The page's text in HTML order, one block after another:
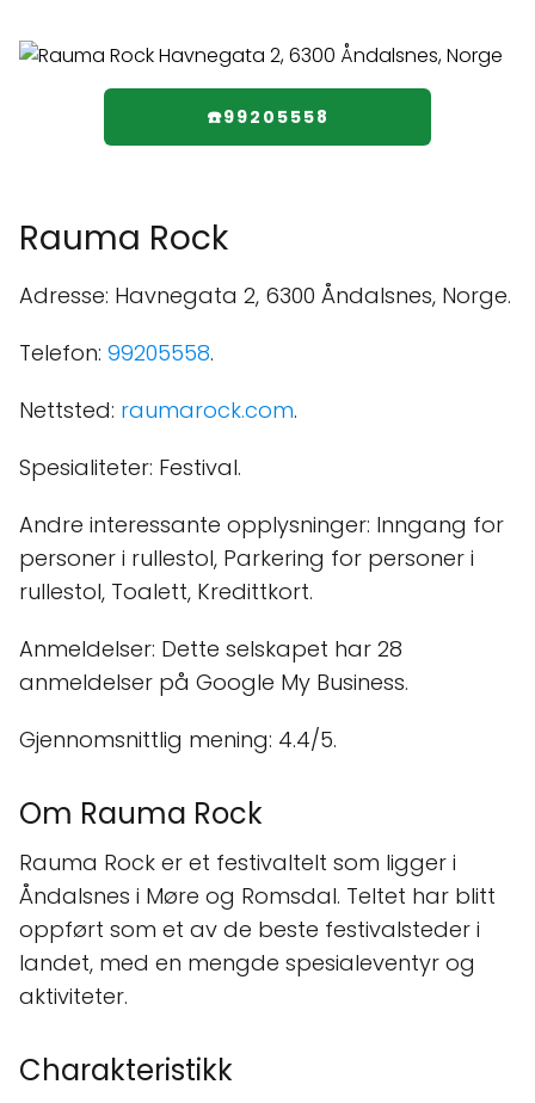
☎️99205558
Rauma Rock
Adresse: Havnegata 2, 6300 Åndalsnes, Norge.
Telefon: 99205558.
Nettsted: raumarock.com.
Spesialiteter: Festival.
Andre interessante opplysninger: Inngang for
personer i rullestol, Parkering for personer i
rullestol, Toalett, Kredittkort.
Anmeldelser: Dette selskapet har 28
anmeldelser på Google My Business.
Gjennomsnittlig mening: 4.4/5.
Om Rauma Rock
Rauma Rock er et festivaltelt som ligger i
Åndalsnes i Møre og Romsdal. Teltet har blitt
oppført som et av de beste festivalsteder i
landet, med en mengde spesialeventyr og
aktiviteter.
Charakteristikk